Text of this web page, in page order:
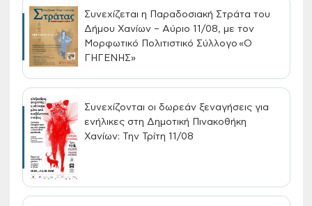
Συνεχίζεται η Παραδοσιακή Στράτα του
Δήμου Χανίων – Αύριο 11/08, με τον
Μορφωτικό Πολιτιστικό Σύλλογο «Ο
ΓΗΓΕΝΗΣ»
Συνεχίζονται οι δωρεάν ξεναγήσεις για
ενήλικες στη Δημοτική Πινακοθήκη
Χανίων: Την Τρίτη 11/08